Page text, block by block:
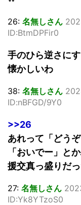
26: 名無しさん
ID:BtmDPFir0
手のひら逆さに
懐かしいわ
38: 名無しさん
ID:nBFGD/9Y0
>>26
あれって「どう
「おいでー」と
援交真っ盛りだ
27: 名無しさん
ID:Yk8YTzoS0